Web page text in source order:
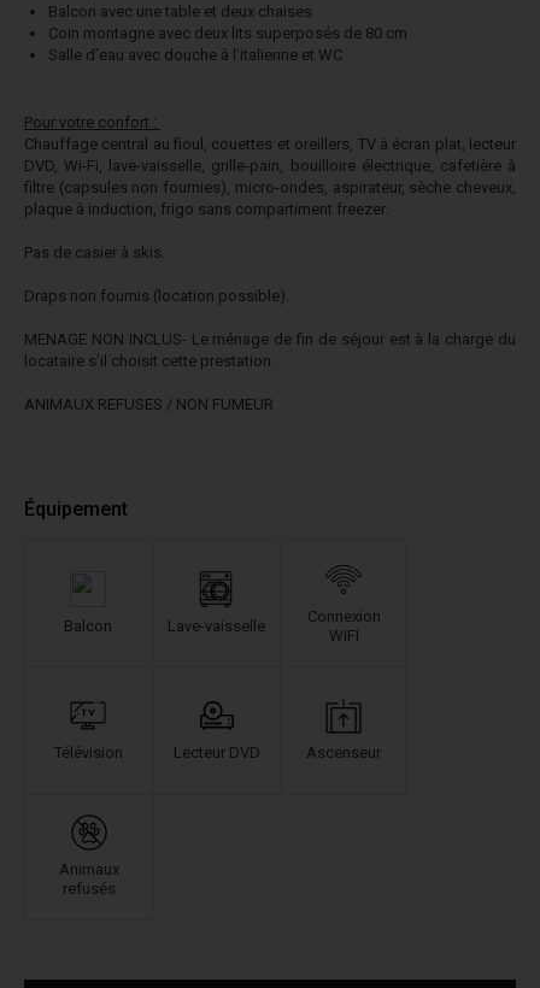
Balcon avec une table et deux chaises
Coin montagne avec deux lits superposés de 80 cm
Salle d’eau avec douche à l’italienne et WC
Pour votre confort :
Chauffage central au fioul, couettes et oreillers, TV à écran plat, lecteur
DVD, Wi-Fi, lave-vaisselle, grille-pain, bouilloire électrique, cafetière à
filtre (capsules non fournies), micro-ondes, aspirateur, sèche cheveux,
plaque à induction, frigo sans compartiment freezer.
Pas de casier à skis.
Draps non fournis (location possible).
MENAGE NON INCLUS- Le ménage de fin de séjour est à la charge du
locataire s'il choisit cette prestation.
ANIMAUX REFUSES / NON FUMEUR
Équipement
Balcon Lave-vaisselle
Connexion
WIFI
Télévision Lecteur DVD Ascenseur
Animaux
refusés